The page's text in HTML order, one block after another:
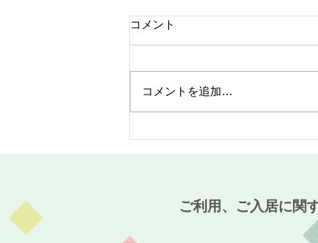
コメント
コメントを追加…
ご利用、ご入居に関